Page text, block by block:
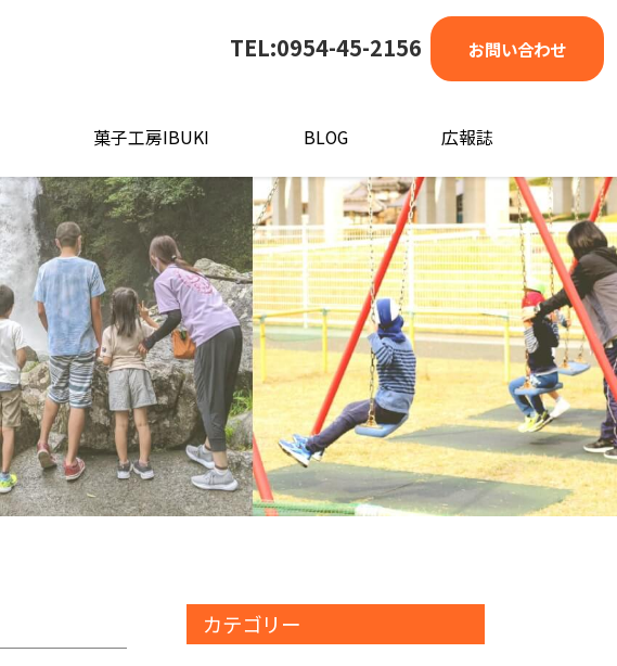
菓子工房IBUKI BLOG 広報誌
TEL:0954-45-2156 お問い合わせ
カテゴリー